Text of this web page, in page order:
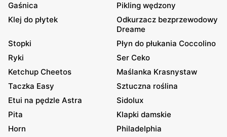
Gaśnica
Pikling wędzony
Klej do płytek
Odkurzacz bezprzewodowy
Dreame
Stopki
Płyn do płukania Coccolino
Ryki
Ser Ceko
Ketchup Cheetos
Maślanka Krasnystaw
Taczka Easy
Sztuczna roślina
Etui na pędzle Astra
Sidolux
Pita
Klapki damskie
Horn
Philadelphia